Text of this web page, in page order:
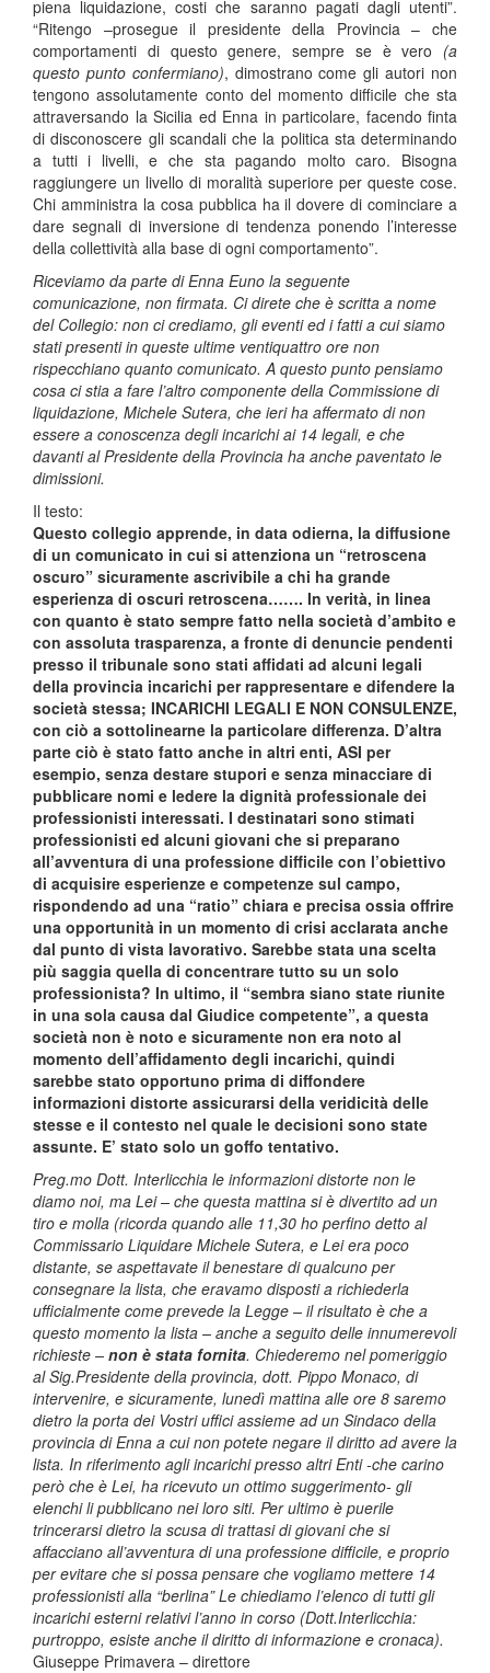
piena liquidazione, costi che saranno pagati dagli utenti”.
“Ritengo –prosegue il presidente della Provincia – che
comportamenti di questo genere, sempre se è vero (a
questo punto confermiano), dimostrano come gli autori non
tengono assolutamente conto del momento difficile che sta
attraversando la Sicilia ed Enna in particolare, facendo finta
di disconoscere gli scandali che la politica sta determinando
a tutti i livelli, e che sta pagando molto caro. Bisogna
raggiungere un livello di moralità superiore per queste cose.
Chi amministra la cosa pubblica ha il dovere di cominciare a
dare segnali di inversione di tendenza ponendo l’interesse
della collettività alla base di ogni comportamento”.
Riceviamo da parte di Enna Euno la seguente
comunicazione, non firmata. Ci direte che è scritta a nome
del Collegio: non ci crediamo, gli eventi ed i fatti a cui siamo
stati presenti in queste ultime ventiquattro ore non
rispecchiano quanto comunicato. A questo punto pensiamo
cosa ci stia a fare l’altro componente della Commissione di
liquidazione, Michele Sutera, che ieri ha affermato di non
essere a conoscenza degli incarichi ai 14 legali, e che
davanti al Presidente della Provincia ha anche paventato le
dimissioni.
Il testo:
Questo collegio apprende, in data odierna, la diffusione
di un comunicato in cui si attenziona un “retroscena
oscuro” sicuramente ascrivibile a chi ha grande
esperienza di oscuri retroscena……. In verità, in linea
con quanto è stato sempre fatto nella società d’ambito e
con assoluta trasparenza, a fronte di denuncie pendenti
presso il tribunale sono stati affidati ad alcuni legali
della provincia incarichi per rappresentare e difendere la
società stessa; INCARICHI LEGALI E NON CONSULENZE,
con ciò a sottolinearne la particolare differenza. D’altra
parte ciò è stato fatto anche in altri enti, ASI per
esempio, senza destare stupori e senza minacciare di
pubblicare nomi e ledere la dignità professionale dei
professionisti interessati. I destinatari sono stimati
professionisti ed alcuni giovani che si preparano
all’avventura di una professione difficile con l’obiettivo
di acquisire esperienze e competenze sul campo,
rispondendo ad una “ratio” chiara e precisa ossia offrire
una opportunità in un momento di crisi acclarata anche
dal punto di vista lavorativo. Sarebbe stata una scelta
più saggia quella di concentrare tutto su un solo
professionista? In ultimo, il “sembra siano state riunite
in una sola causa dal Giudice competente”, a questa
società non è noto e sicuramente non era noto al
momento dell’affidamento degli incarichi, quindi
sarebbe stato opportuno prima di diffondere
informazioni distorte assicurarsi della veridicità delle
stesse e il contesto nel quale le decisioni sono state
assunte. E’ stato solo un goffo tentativo.
Preg.mo Dott. Interlicchia le informazioni distorte non le
diamo noi, ma Lei – che questa mattina si è divertito ad un
tiro e molla (ricorda quando alle 11,30 ho perfino detto al
Commissario Liquidare Michele Sutera, e Lei era poco
distante, se aspettavate il benestare di qualcuno per
consegnare la lista, che eravamo disposti a richiederla
ufficialmente come prevede la Legge – il risultato è che a
questo momento la lista – anche a seguito delle innumerevoli
richieste – non è stata fornita. Chiederemo nel pomeriggio
al Sig.Presidente della provincia, dott. Pippo Monaco, di
intervenire, e sicuramente, lunedì mattina alle ore 8 saremo
dietro la porta dei Vostri uffici assieme ad un Sindaco della
provincia di Enna a cui non potete negare il diritto ad avere la
lista. In riferimento agli incarichi presso altri Enti -che carino
però che è Lei, ha ricevuto un ottimo suggerimento- gli
elenchi li pubblicano nei loro siti. Per ultimo è puerile
trincerarsi dietro la scusa di trattasi di giovani che si
affacciano all’avventura di una professione difficile, e proprio
per evitare che si possa pensare che vogliamo mettere 14
professionisti alla “berlina” Le chiediamo l’elenco di tutti gli
incarichi esterni relativi l’anno in corso (Dott.Interlicchia:
purtroppo, esiste anche il diritto di informazione e cronaca).
Giuseppe Primavera – direttore